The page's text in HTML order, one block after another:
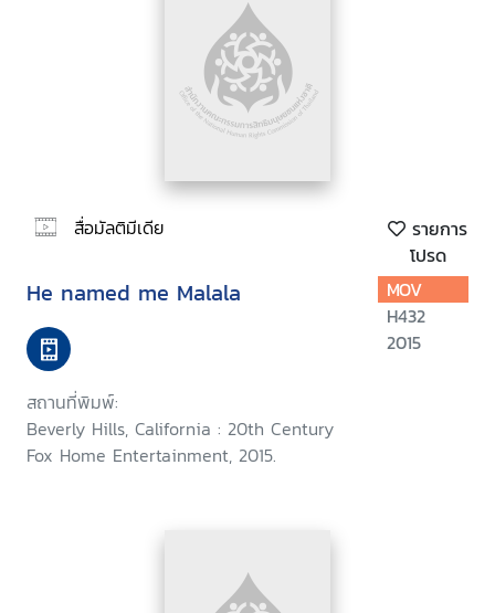
สื่อมัลติมีเดีย
รายการ
โปรด
He named me Malala
สถานที่พิมพ์:
Beverly Hills, California : 20th Century
Fox Home Entertainment, 2015.
MOV
H432
2015